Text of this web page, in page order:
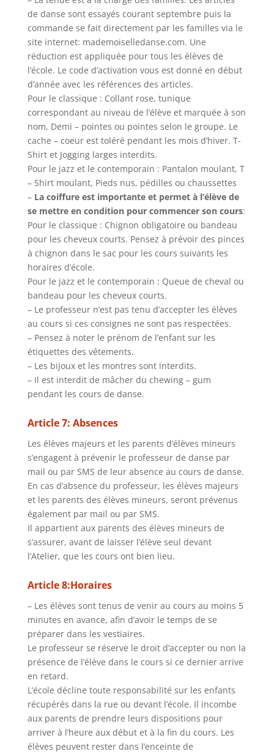
de danse sont essayés courant septembre puis la
commande se fait directement par les familles via le
site internet: mademoiselledanse.com. Une
réduction est appliquée pour tous les élèves de
l’école. Le code d’activation vous est donné en début
d’année avec les références des articles.
Pour le classique : Collant rose, tunique
correspondant au niveau de l’élève et marquée à son
nom, Demi – pointes ou pointes selon le groupe. Le
cache – coeur est toléré pendant les mois d’hiver. T-
Shirt et Jogging larges interdits.
Pour le jazz et le contemporain : Pantalon moulant, T
– Shirt moulant, Pieds nus, pédilles ou chaussettes
– La coiffure est importante et permet à l’élève de
se mettre en condition pour commencer son cours:
Pour le classique : Chignon obligatoire ou bandeau
pour les cheveux courts. Pensez à prévoir des pinces
à chignon dans le sac pour les cours suivants les
horaires d’école.
Pour le jazz et le contemporain : Queue de cheval ou
bandeau pour les cheveux courts.
– Le professeur n’est pas tenu d’accepter les élèves
au cours si ces consignes ne sont pas respectées.
– Pensez à noter le prénom de l’enfant sur les
étiquettes des vêtements.
– Les bijoux et les montres sont interdits.
– Il est interdit de mâcher du chewing – gum
pendant les cours de danse.
Article 7: Absences
Les élèves majeurs et les parents d’élèves mineurs
s’engagent à prévenir le professeur de danse par
mail ou par SMS de leur absence au cours de danse.
En cas d’absence du professeur, les élèves majeurs
et les parents des élèves mineurs, seront prévenus
également par mail ou par SMS.
Il appartient aux parents des élèves mineurs de
s’assurer, avant de laisser l’élève seul devant
l’Atelier, que les cours ont bien lieu.
Article 8:Horaires
– Les élèves sont tenus de venir au cours au moins 5
minutes en avance, afin d’avoir le temps de se
préparer dans les vestiaires.
Le professeur se réserve le droit d’accepter ou non la
présence de l’élève dans le cours si ce dernier arrive
en retard.
L’école décline toute responsabilité sur les enfants
récupérés dans la rue ou devant l’école. Il incombe
aux parents de prendre leurs dispositions pour
arriver à l’heure aux début et à la fin du cours. Les
élèves peuvent rester dans l’enceinte de